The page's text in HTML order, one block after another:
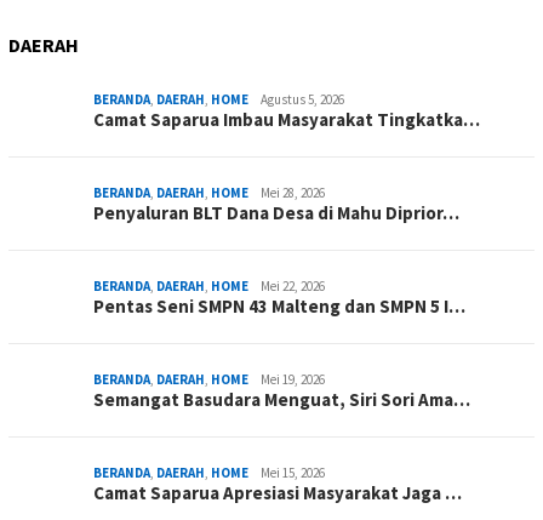
DAERAH
BERANDA DAERAH HOME Agustus 5, 2026
Camat Saparua Imbau Masyarakat Tingkatka…
BERANDA DAERAH HOME Mei 28, 2026
Penyaluran BLT Dana Desa di Mahu Diprior…
BERANDA DAERAH HOME Mei 22, 2026
Pentas Seni SMPN 43 Malteng dan SMPN 5 I…
BERANDA DAERAH HOME Mei 19, 2026
Semangat Basudara Menguat, Siri Sori Ama…
BERANDA DAERAH HOME Mei 15, 2026
Camat Saparua Apresiasi Masyarakat Jaga …